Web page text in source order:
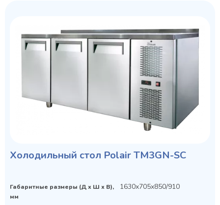
Холодильный стол Polair TM3GN-SC
Габаритные размеры (Д х Ш х В),
мм
1630x705x850/910